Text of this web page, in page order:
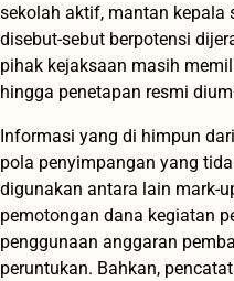
sekolah aktif, mantan kepala
disebut-sebut berpotensi
pihak kejaksaan masih
hingga penetapan resmi
Informasi yang di himpun
pola penyimpangan yang
digunakan antara lain mark-
pemotongan dana kegiatan
penggunaan anggaran
peruntukan. Bahkan,